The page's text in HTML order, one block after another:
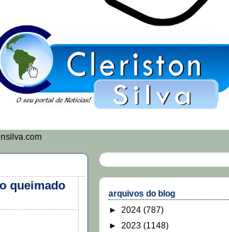
queimado
arquivos do blog
► 2024 (787)
► 2023 (1148)